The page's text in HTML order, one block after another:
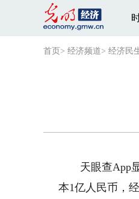
首页 > 经济频道> 经济民
天眼查App显
本1亿人民币，